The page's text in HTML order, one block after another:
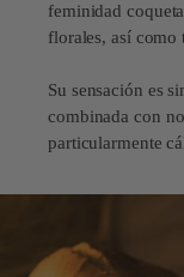
feminidad
florales, así
Su sensación es
combinada con
particularmente